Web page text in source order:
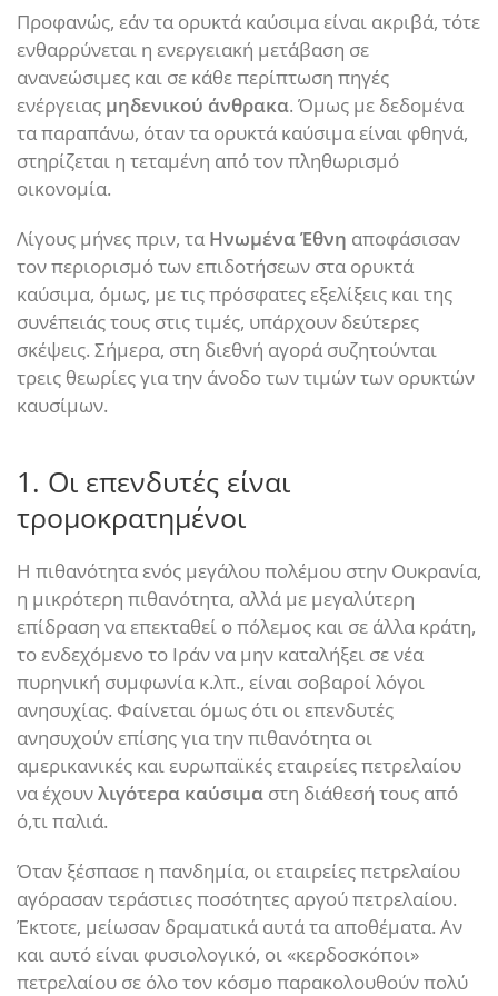
Προφανώς, εάν τα ορυκτά καύσιμα είναι ακριβά, τότε
ενθαρρύνεται η ενεργειακή μετάβαση σε
ανανεώσιμες και σε κάθε περίπτωση πηγές
ενέργειας μηδενικού άνθρακα. Όμως με δεδομένα
τα παραπάνω, όταν τα ορυκτά καύσιμα είναι φθηνά,
στηρίζεται η τεταμένη από τον πληθωρισμό
οικονομία.
Λίγους μήνες πριν, τα Ηνωμένα Έθνη αποφάσισαν
τον περιορισμό των επιδοτήσεων στα ορυκτά
καύσιμα, όμως, με τις πρόσφατες εξελίξεις και της
συνέπειάς τους στις τιμές, υπάρχουν δεύτερες
σκέψεις. Σήμερα, στη διεθνή αγορά συζητούνται
τρεις θεωρίες για την άνοδο των τιμών των ορυκτών
καυσίμων.
1. Οι επενδυτές είναι
τρομοκρατημένοι
Η πιθανότητα ενός μεγάλου πολέμου στην Ουκρανία,
η μικρότερη πιθανότητα, αλλά με μεγαλύτερη
επίδραση να επεκταθεί ο πόλεμος και σε άλλα κράτη,
το ενδεχόμενο το Ιράν να μην καταλήξει σε νέα
πυρηνική συμφωνία κ.λπ., είναι σοβαροί λόγοι
ανησυχίας. Φαίνεται όμως ότι οι επενδυτές
ανησυχούν επίσης για την πιθανότητα οι
αμερικανικές και ευρωπαϊκές εταιρείες πετρελαίου
να έχουνλιγότερα καύσιμα στη διάθεσή τους από
ό,τι παλιά.
Όταν ξέσπασε η πανδημία, οι εταιρείες πετρελαίου
αγόρασαν τεράστιες ποσότητες αργού πετρελαίου.
Έκτοτε, μείωσαν δραματικά αυτά τα αποθέματα. Αν
και αυτό είναι φυσιολογικό, οι «κερδοσκόποι»
πετρελαίου σε όλο τον κόσμο παρακολουθούν πολύ